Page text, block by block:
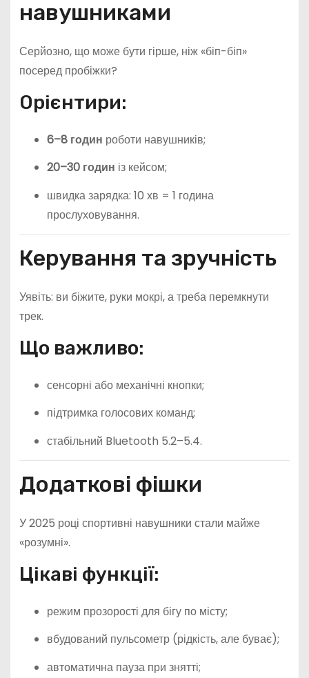
навушниками
Серйозно, що може бути гірше, ніж «біп-біп»
посеред пробіжки?
Орієнтири:
6–8 годин роботи навушників;
20–30 годин із кейсом;
швидка зарядка: 10 хв = 1 година
прослуховування.
Керування та зручність
Уявіть: ви біжите, руки мокрі, а треба перемкнути
трек.
Що важливо:
сенсорні або механічні кнопки;
підтримка голосових команд;
стабільний Bluetooth 5.2–5.4.
Додаткові фішки
У 2025 році спортивні навушники стали майже
«розумні».
Цікаві функції:
режим прозорості для бігу по місту;
вбудований пульсометр (рідкість, але буває);
автоматична пауза при знятті;